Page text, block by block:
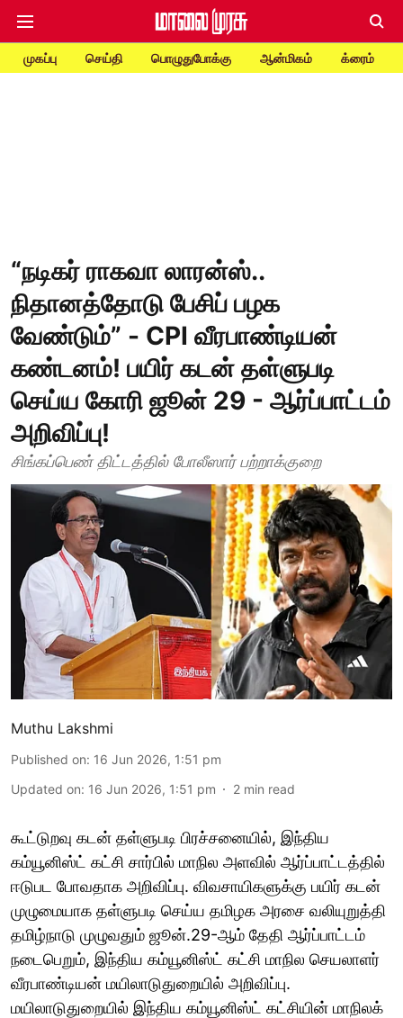
முகப்பு செய்தி பொழுதுபோக்கு ஆன்மிகம் க்ரைம்
“நடிகர் ராகவா லாரன்ஸ்..
நிதானத்தோடு பேசிப் பழக
வேண்டும்” - CPI வீரபாண்டியன்
கண்டனம்! பயிர் கடன் தள்ளுபடி
செய்ய கோரி ஜூன் 29 - ஆர்ப்பாட்டம்
அறிவிப்பு!
சிங்கப்பெண் திட்டத்தில் போலீஸார் பற்றாக்குறை
Muthu Lakshmi
Published on: 16 Jun 2026, 1:51 pm
Updated on: 16 Jun 2026, 1:51 pm 2 min read
கூட்டுறவு கடன் தள்ளுபடி பிரச்சனையில், இந்திய
கம்யூனிஸ்ட் கட்சி சார்பில் மாநில அளவில் ஆர்ப்பாட்டத்தில்
ஈடுபட போவதாக அறிவிப்பு. விவசாயிகளுக்கு பயிர் கடன்
முழுமையாக தள்ளுபடி செய்ய தமிழக அரசை வலியுறுத்தி
தமிழ்நாடு முழுவதும் ஜூன்.29-ஆம் தேதி ஆர்ப்பாட்டம்
நடைபெறும், இந்திய கம்யூனிஸ்ட் கட்சி மாநில செயலாளர்
வீரபாண்டியன் மயிலாடுதுறையில் அறிவிப்பு.
மயிலாடுதுறையில் இந்திய கம்யூனிஸ்ட் கட்சியின் மாநிலக்